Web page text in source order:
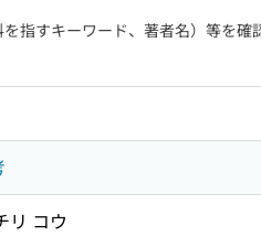
指すキーワード、著者名）等を確
リ コウ